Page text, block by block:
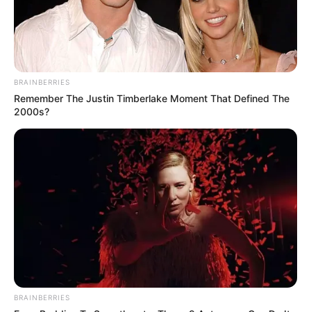
BRAINBERRIES
Remember The Justin Timberlake Moment That Defined The
2000s?
BRAINBERRIES